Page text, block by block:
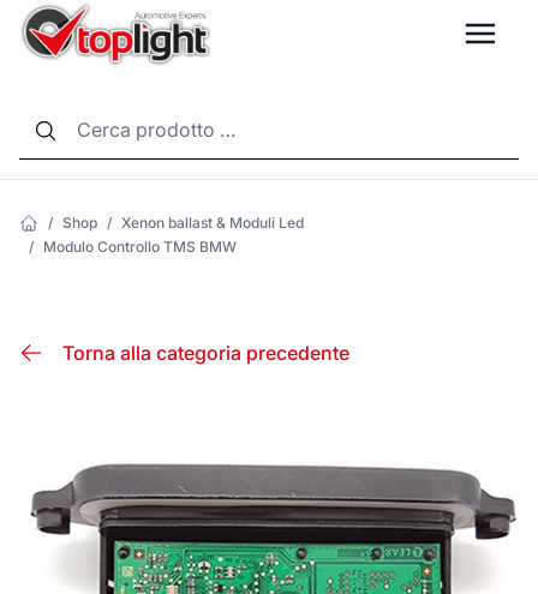
/ Shop / Xenon ballast & Moduli Led
/ Modulo Controllo TMS BMW
Torna alla categoria precedente